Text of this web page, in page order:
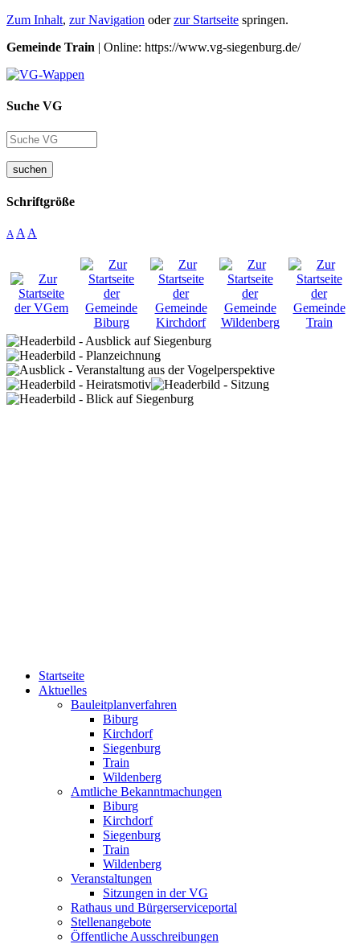
Zum Inhalt, zur Navigation oderzur Startseite springen.
Gemeinde Train | Online: https://www.vg-siegenburg.de/
Suche VG
suchen
Schriftgröße
A A A
Startseite
Aktuelles
Bauleitplanverfahren
Biburg
Kirchdorf
Siegenburg
Train
Wildenberg
Amtliche Bekanntmachungen
Biburg
Kirchdorf
Siegenburg
Train
Wildenberg
Veranstaltungen
Sitzungen in der VG
Rathaus und Bürgerserviceportal
Stellenangebote
Öffentliche Ausschreibungen